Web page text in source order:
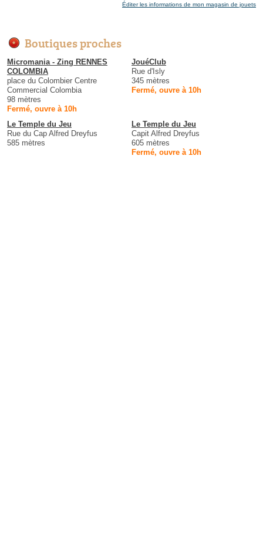
Éditer les informations de mon magasin de jouets
Boutiques proches
Micromania - Zing RENNES
COLOMBIA
place du Colombier Centre
Commercial Colombia
98 mètres
Fermé, ouvre à 10h
JouéClub
Rue d'Isly
345 mètres
Fermé, ouvre à 10h
Le Temple du Jeu
Rue du Cap Alfred Dreyfus
585 mètres
Le Temple du Jeu
Capit Alfred Dreyfus
605 mètres
Fermé, ouvre à 10h